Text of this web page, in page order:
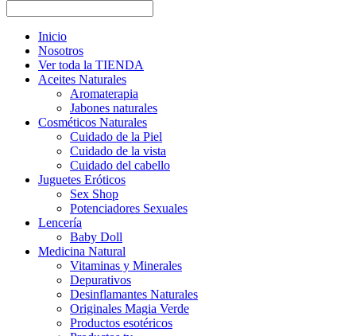
Inicio
Nosotros
Ver toda la TIENDA
Aceites Naturales
Aromaterapia
Jabones naturales
Cosméticos Naturales
Cuidado de la Piel
Cuidado de la vista
Cuidado del cabello
Juguetes Eróticos
Sex Shop
Potenciadores Sexuales
Lencería
Baby Doll
Medicina Natural
Vitaminas y Minerales
Depurativos
Desinflamantes Naturales
Originales Magia Verde
Productos esotéricos